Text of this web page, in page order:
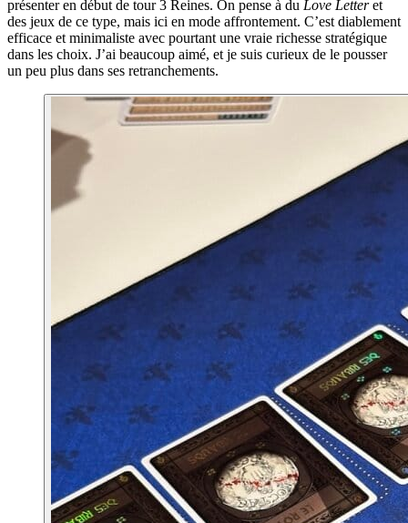
présenter en début de tour 3 Reines. On pense à du Love Letteret
des jeux de ce type, mais ici en mode affrontement. C’est diablement
efficace et minimaliste avec pourtant une vraie richesse stratégique
dans les choix. J’ai beaucoup aimé, et je suis curieux de le pousser
un peu plus dans ses retranchements.